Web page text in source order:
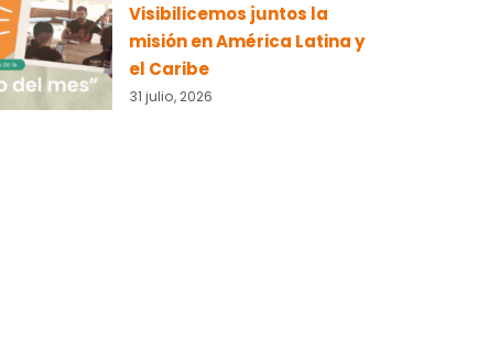
Visibilicemos juntos la
misión en América Latina y
el Caribe
31 julio, 2026